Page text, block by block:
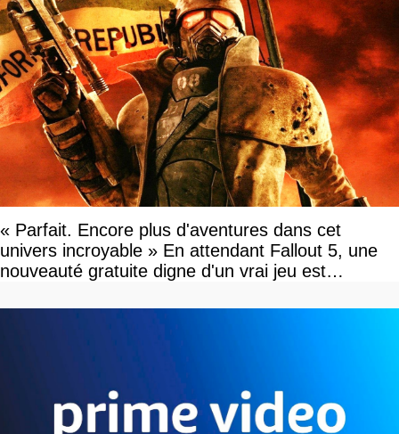
« Parfait. Encore plus d'aventures dans cet
univers incroyable » En attendant Fallout 5, une
nouveauté gratuite digne d'un vrai jeu est